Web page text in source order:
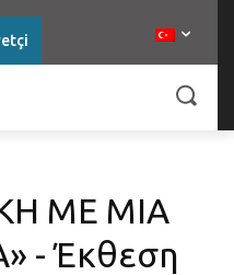
ΜΕ ΜΙΑ
- Έκθεση